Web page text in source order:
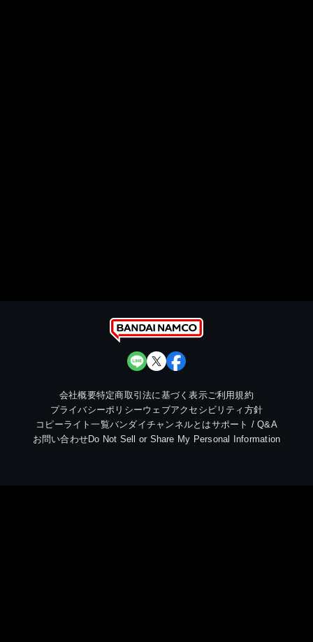
会社概要特定商取引法に基づく表示ご利用規約
プライバシーポリシーウェブアクセシビリティ方針
コピーライト一覧バンダイチャンネルとはサポート / Q&A
お問い合わせDo Not Sell or Share My Personal Information